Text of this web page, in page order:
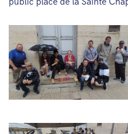
public place de la Sainte